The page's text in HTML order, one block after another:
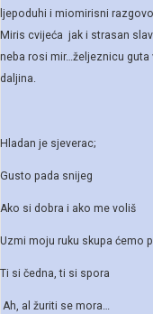
ljepoduhi i miomirisni
Miris cvijeća jak i strasan
neba rosi mir…željeznicu guta
daljina.
Hladan je sjeverac;
Gusto pada snijeg
Ako si dobra i ako me voliš
Uzmi moju ruku skupa ćemo
Ti si čedna, ti si spora
Ah, al žuriti se mora…